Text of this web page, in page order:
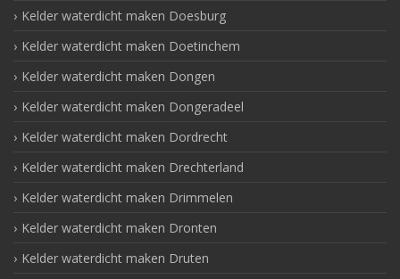
Kelder waterdicht maken Doesburg
Kelder waterdicht maken Doetinchem
Kelder waterdicht maken Dongen
Kelder waterdicht maken Dongeradeel
Kelder waterdicht maken Dordrecht
Kelder waterdicht maken Drechterland
Kelder waterdicht maken Drimmelen
Kelder waterdicht maken Dronten
Kelder waterdicht maken Druten